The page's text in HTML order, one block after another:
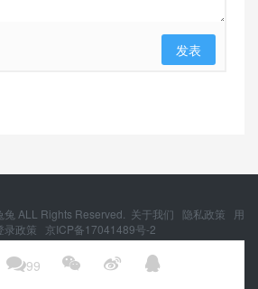
99   
发表
兔 ALL Rights Reserved. 关于我们 隐私政策
用
录政策
京ICP备17041489号-2
公网安备 11010502054377号